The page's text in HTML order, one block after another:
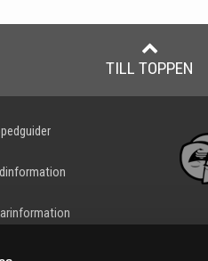
TILL TOPPEN
E-köp